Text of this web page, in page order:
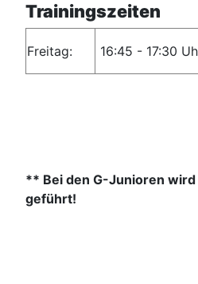
Trainingszeiten
Freitag: 16:45 - 17:30
** Bei den G-Junioren wird
geführt!